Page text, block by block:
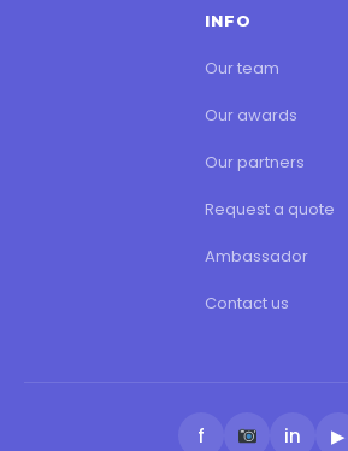
INFO
Our team
Our awards
Our partners
Request a quote
Ambassador
Contact us
f in ▶